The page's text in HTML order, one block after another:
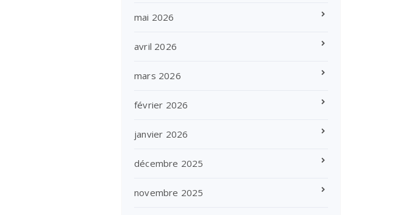
mai 2026
avril 2026
mars 2026
février 2026
janvier 2026
décembre 2025
novembre 2025